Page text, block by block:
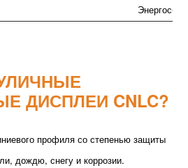
ДИСПЛЕИ CNLC?
профиля со степенью защиты
дождю, снегу и коррозии.